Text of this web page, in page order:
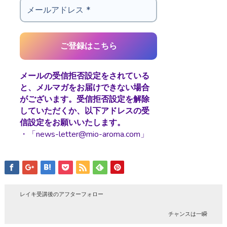
メールの受信拒否設定をされている
と、メルマガをお届けできない場合
がございます。受信拒否設定を解除
していただくか、以下アドレスの受
信設定をお願いいたします。
・「news-letter@mio-aroma.com」
レイキ受講後のアフターフォロー
チャンスは一瞬